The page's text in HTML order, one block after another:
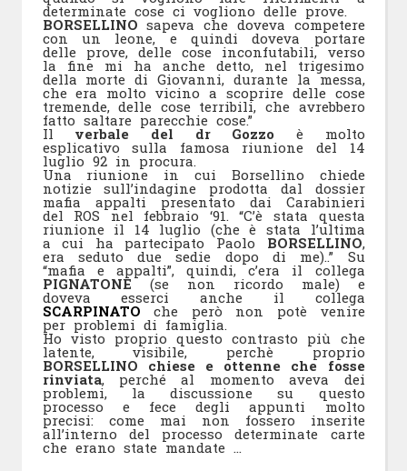
determinate cose ci vogliono delle prove.
BORSELLINO sapeva che doveva competere
con un leone, e quindi doveva portare
delle prove, delle cose inconfutabili, verso
la fine mi ha anche detto, nel trigesimo
della morte di Giovanni, durante la messa,
che era molto vicino a scoprire delle cose
tremende, delle cose terribili, che avrebbero
fatto saltare parecchie cose.”
Il verbale del dr Gozzo è molto
esplicativo sulla famosa riunione del 14
luglio 92 in procura.
Una riunione in cui Borsellino chiede
notizie sull’indagine prodotta dal dossier
mafia appalti presentato dai Carabinieri
del ROS nel febbraio ‘91. “C’è stata questa
riunione il 14 luglio (che è stata l’ultima
a cui ha partecipato Paolo BORSELLINO,
era seduto due sedie dopo di me)..” Su
“mafia e appalti”, quindi, c’era il collega
PIGNATONE (se non ricordo male) e
doveva esserci anche il collega
SCARPINATO che però non potè venire
per problemi di famiglia.
Ho visto proprio questo contrasto più che
latente, visibile, perchè proprio
BORSELLINO chiese e ottenne che fosse
rinviata, perché al momento aveva dei
problemi, la discussione su questo
processo e fece degli appunti molto
precisi: come mai non fossero inserite
all’interno del processo determinate carte
che erano state mandate …